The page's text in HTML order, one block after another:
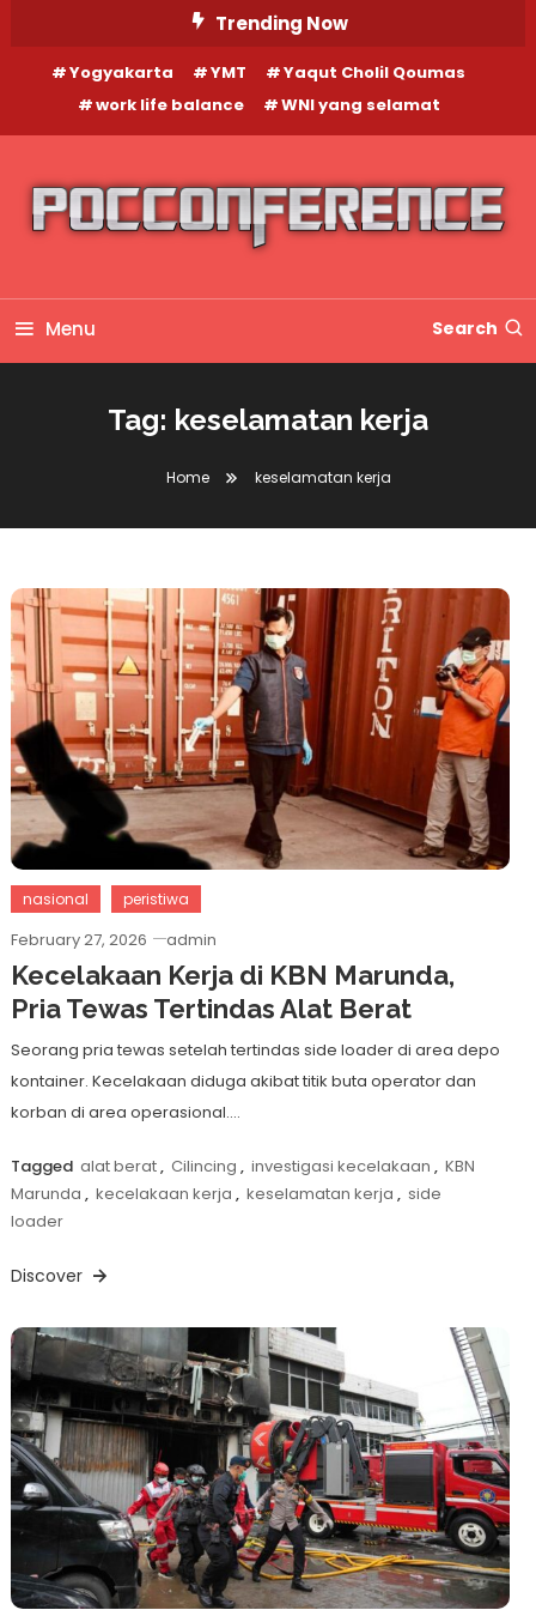
Content
Trending Now
Yogyakarta YMT
Yaqut Cholil Qoumas
work life balance
WNI yang selamat
Menu Search
Tag: keselamatan kerja
Home keselamatan kerja
nasional peristiwa
February 27, 2026 admin
Kecelakaan Kerja di KBN Marunda,
Pria Tewas Tertindas Alat Berat
Seorang pria tewas setelah tertindas side loader di area depo
kontainer. Kecelakaan diduga akibat titik buta operator dan
korban di area operasional….
Tagged alat berat, Cilincing , investigasi kecelakaan , KBN
Marunda , kecelakaan kerja , keselamatan kerja , side
loader
Discover